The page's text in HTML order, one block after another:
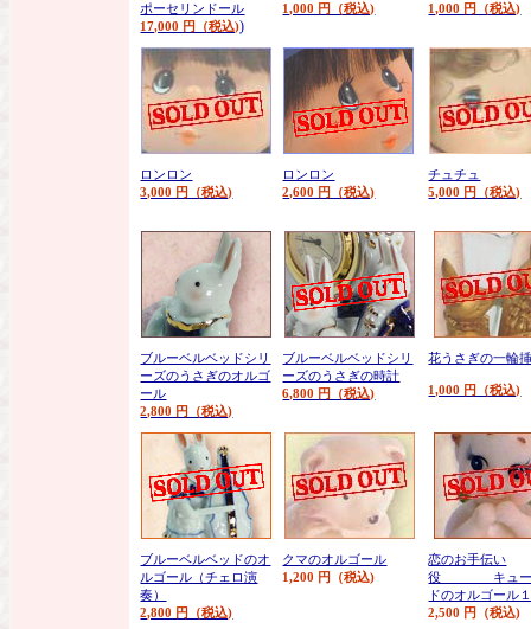
ポーセリンドール
17,000 円（税込))
1,000 円（税込)
1,000 円（税込)
ロンロン
3,000 円（税込)
ロンロン
2,600 円（税込)
チュチュ
5,000 円（税込)
ブルーベルベッドシリ
ーズのうさぎのオルゴ
ール
2,800 円（税込)
ブルーベルベッドシリ
ーズのうさぎの時計
6,800 円（税込)
花うさぎの一輪
1,000 円（税込)
ブルーベルベッドのオ
ルゴール（チェロ演
奏）
2,800 円（税込)
クマのオルゴール
1,200 円（税込)
恋のお手伝い
役 キュー
ドのオルゴール
2,500 円（税込)